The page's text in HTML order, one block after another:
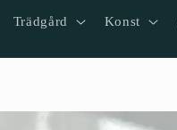
Trädgård Konst